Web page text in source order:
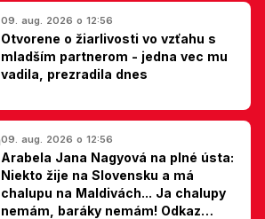
09. aug. 2026 o 12:56
Otvorene o žiarlivosti vo vzťahu s
mladším partnerom - jedna vec mu
vadila, prezradila dnes
09. aug. 2026 o 12:56
Arabela Jana Nagyová na plné ústa:
Niekto žije na Slovensku a má
chalupu na Maldivách... Ja chalupy
nemám, baráky nemám! Odkaz